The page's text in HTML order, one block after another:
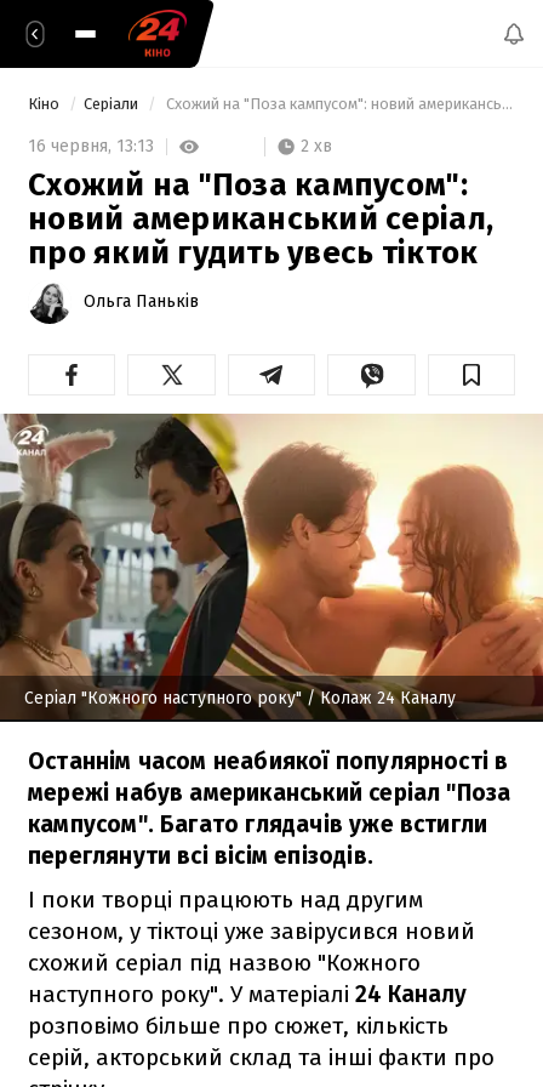
Кіно Серіали Схожий на "Поза кампусом": новий американський серіал, про який гудить увесь тікток
16 червня, 13:13 2 хв
Схожий на "Поза кампусом":
новий американський серіал,
про який гудить увесь тікток
Ольга Паньків
Серіал "Кожного наступного року" / Колаж 24 Каналу
Останнім часом неабиякої популярності в
мережі набув американський серіал "Поза
кампусом". Багато глядачів уже встигли
переглянути всі вісім епізодів.
І поки творці працюють над другим
сезоном, у тіктоці уже завірусився новий
схожий серіал під назвою "Кожного
наступного року". У матеріалі 24 Каналу
розповімо більше про сюжет, кількість
серій, акторський склад та інші факти про